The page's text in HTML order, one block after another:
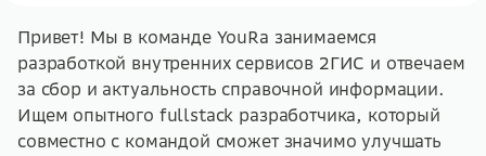
Привет! Мы в команде YouRa занимаемся
разработкой внутренних сервисов 2ГИС и отвечаем
за сбор и актуальность справочной информации.
Ищем опытного fullstack разработчика, который
совместно с командой сможет значимо улучшать